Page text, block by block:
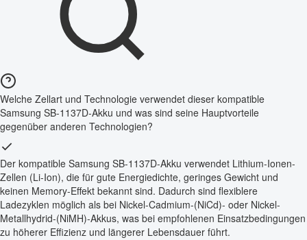
Welche Zellart und Technologie verwendet dieser kompatible
Samsung SB-1137D-Akku und was sind seine Hauptvorteile
gegenüber anderen Technologien?
Der kompatible Samsung SB-1137D-Akku verwendet Lithium-Ionen-
Zellen (Li-Ion), die für gute Energiedichte, geringes Gewicht und
keinen Memory-Effekt bekannt sind. Dadurch sind flexiblere
Ladezyklen möglich als bei Nickel-Cadmium-(NiCd)- oder Nickel-
Metallhydrid-(NiMH)-Akkus, was bei empfohlenen Einsatzbedingungen
zu höherer Effizienz und längerer Lebensdauer führt.